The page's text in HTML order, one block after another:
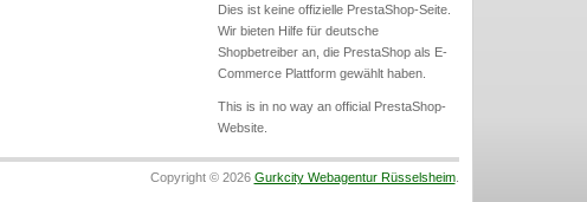
Dies ist keine offizielle PrestaShop-Seite.
Wir bieten Hilfe für deutsche
Shopbetreiber an, die PrestaShop als E-
Commerce Plattform gewählt haben.
This is in no way an official PrestaShop-
Website.
Copyright © 2026 Gurkcity Webagentur Rüsselsheim.